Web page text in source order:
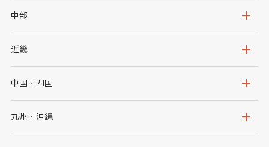
岩手県
秋田県
茨城県
群馬県
千葉県
中部
新潟県
石川県
山梨県
近畿
大阪府
京都府
中国・四国
鳥取県
九州・沖縄